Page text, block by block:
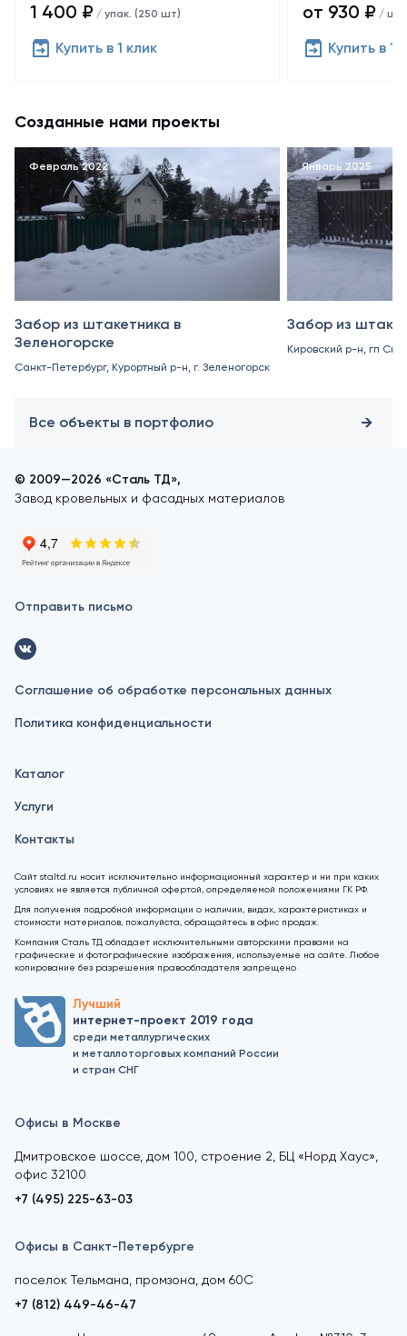
1 400 ₽ / упак. (250 шт)
Купить в 1 клик
от 930 ₽ / шт
Купить в 1
Созданные нами проекты
Февраль 2022
Забор из штакетника в
Зеленогорске
Санкт-Петербург, Курортный р-н, г. Зеленогорск
Январь 2025
Забор из
Кировский р-н, гп
Все объекты в портфолио
© 2009—2026 «Сталь ТД»,
Завод кровельных и фасадных материалов
Отправить письмо
Соглашение об обработке персональных данных
Политика конфиденциальности
Каталог
Услуги
Контакты
Сайт staltd.ru носит исключительно информационный характер и ни при каких
условиях не является публичной офертой, определяемой положениями ГК РФ.
Для получения подробной информации о наличии, видах, характеристиках и
стоимости материалов, пожалуйста, обращайтесь в офис продаж.
Компания Сталь ТД обладает исключительными авторскими правами на
графические и фотографические изображения, используемые на сайте. Любое
копирование без разрешения правообладателя запрещено
Лучший
интернет-проект 2019 года
среди металлургических
и металлоторговых компаний России
и стран СНГ
Офисы в Москве
Дмитровское шоссе, дом 100, строение 2, БЦ «Норд Хаус»,
офис 32100
+7 (495) 225-63-03
Офисы в Санкт-Петербурге
поселок Тельмана, промзона, дом 60С
+7 (812) 449-46-47